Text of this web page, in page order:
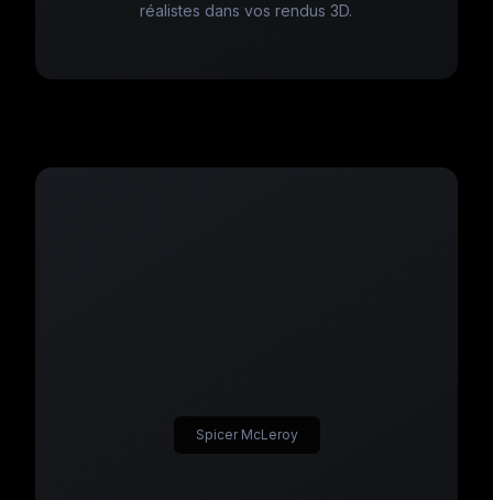
réalistes dans vos rendus 3D.
Spicer McLeroy